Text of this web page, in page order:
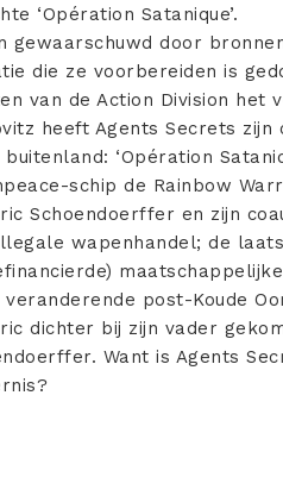
‘Opération Satanique’.
gewaarschuwd door
die ze voorbereiden is
van de Action Division het
heeft Agents Secrets
buitenland: ‘Opération
schip de Rainbow
Schoendoerffer en zijn
wapenhandel; de
veranderende post-Koude
dichter bij zijn vader
Want is Agents